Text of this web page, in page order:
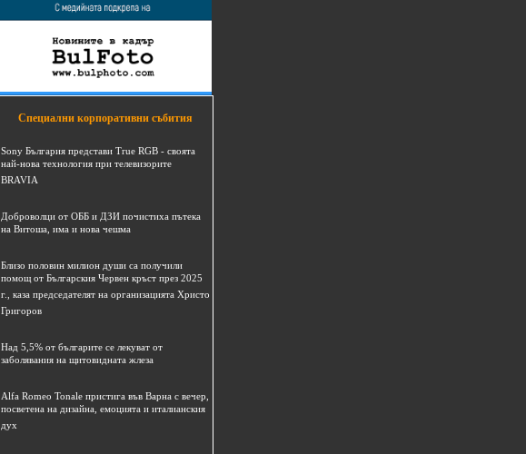
Специални корпоративни събития
Sony България представи True RGB - своята
най-нова технология при телевизорите
BRAVIA
Доброволци от ОББ и ДЗИ почистиха пътека
на Витоша, има и нова чешма
Близо половин милион души са получили
помощ от Българския Червен кръст през 2025
г., каза председателят на организацията Христо
Григоров
Над 5,5% от българите се лекуват от
заболявания на щитовидната жлеза
Alfa Romeo Tonale пристига във Варна с вечер,
посветена на дизайна, емоцията и италианския
дух